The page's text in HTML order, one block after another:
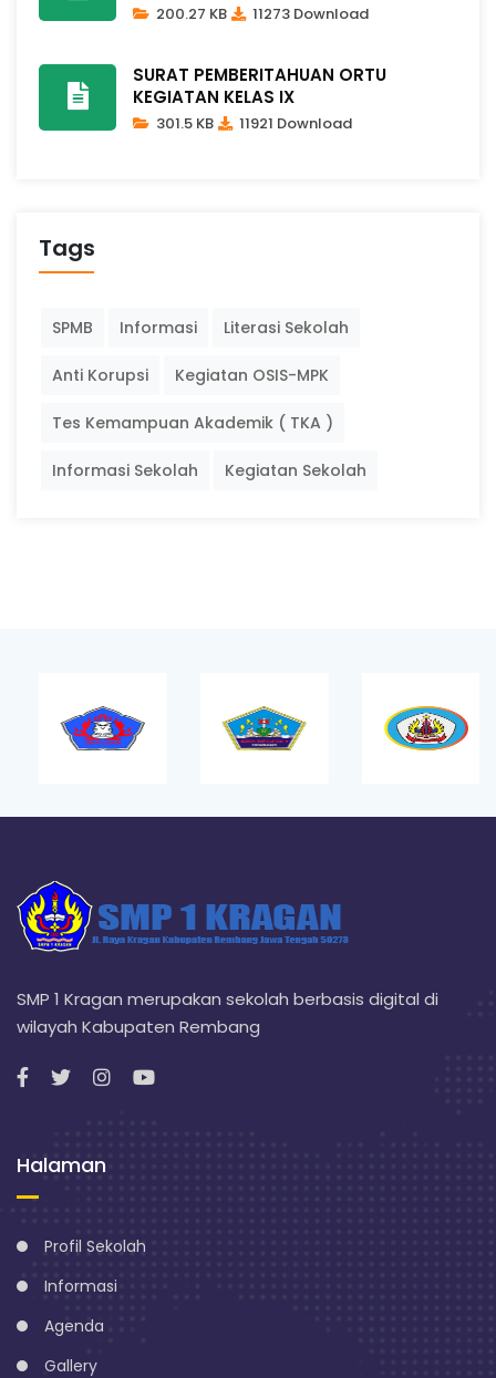
200.27 KB 11273 Download
SURAT PEMBERITAHUAN ORTU
KEGIATAN KELAS IX
301.5 KB 11921 Download
Tags
SPMB Informasi Literasi Sekolah
Anti Korupsi Kegiatan OSIS-MPK
Tes Kemampuan Akademik ( TKA )
Informasi Sekolah Kegiatan Sekolah
SMP 1 Kragan merupakan sekolah berbasis digital di
wilayah Kabupaten Rembang
Halaman
Profil Sekolah
Informasi
Agenda
Gallery